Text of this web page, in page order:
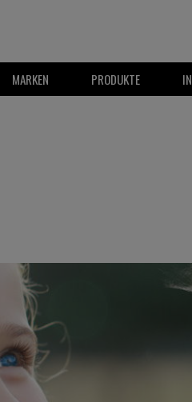
MARKEN PRODUKTE